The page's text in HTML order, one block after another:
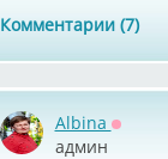
Комментарии (7)
Albina
админ